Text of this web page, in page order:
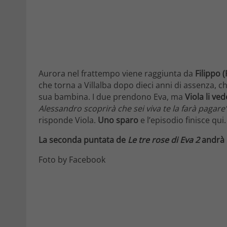
Aurora nel frattempo viene raggiunta da Filippo
che torna a Villalba dopo dieci anni di assenza,
sua bambina. I due prendono Eva, ma Viola li
Alessandro scoprirà che sei viva te la farà
risponde Viola. Uno sparo e l’episodio finisce qui.
La seconda puntata de Le tre rose di Eva 2andrà
Foto by Facebook